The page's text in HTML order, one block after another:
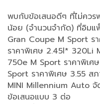
พบกับข้อเสนอดีๆ ที่ไม่ควร
น้อย (จำนวนจำกัด) ที่อิม
Gran Coupe M Sport ร
ราคาพิเศษ 2.45l* 320Li
750e M Sport ราคาพิเศ
Sport ราคาพิเศษ 3.55 ส
MINI Millennium Auto จั
ข้อเสนอแบบ 3 ต่อ